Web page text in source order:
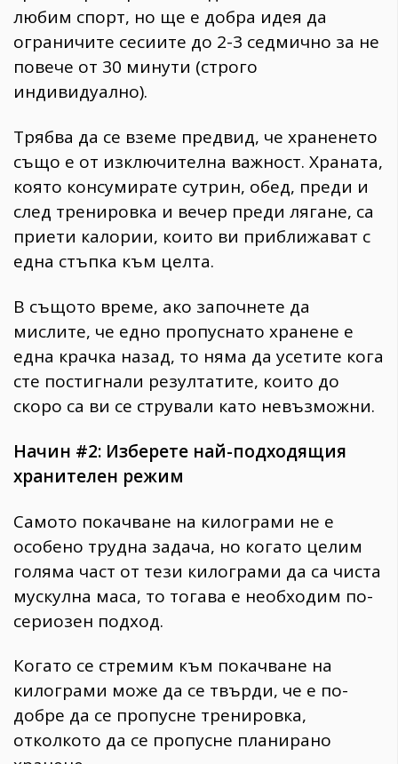
любим спорт, но ще е добра идея да
ограничите сесиите до 2-3 седмично за не
повече от 30 минути (строго
индивидуално).
Трябва да се вземе предвид, че храненето
също е от изключителна важност. Храната,
която консумирате сутрин, обед, преди и
след тренировка и вечер преди лягане, са
приети калории, които ви приближават с
една стъпка към целта.
В същото време, ако започнете да
мислите, че едно пропуснато хранене е
една крачка назад, то няма да усетите кога
сте постигнали резултатите, които до
скоро са ви се стрували като невъзможни.
Начин #2: Изберете най-подходящия
хранителен режим
Самото покачване на килограми не е
особено трудна задача, но когато целим
голяма част от тези килограми да са чиста
мускулна маса, то тогава е необходим по-
сериозен подход.
Когато се стремим към покачване на
килограми може да се твърди, че е по-
добре да се пропусне тренировка,
отколкото да се пропусне планирано